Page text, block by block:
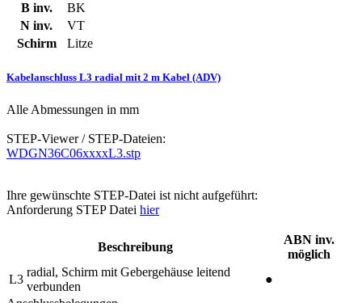
B inv.
BK
N inv.
VT
Schirm
Litze
Kabelanschluss L3 radial mit 2 m Kabel (ADV)
Alle Abmessungen in mm
STEP-Viewer / STEP-Dateien:
WDGN36C06xxxxL3.stp
Ihre gewünschte STEP-Datei ist nicht aufgeführt:
Anforderung STEP Datei hier
Beschreibung
ABN inv.
möglich
L3
radial, Schirm mit Gebergehäuse leitend
verbunden
●